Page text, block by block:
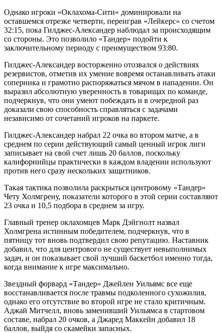
Однако игроки «Оклахома-Сити» доминировали на
оставшемся отрезке четверти, переиграв «Лейкерс» со счетом
32:15, пока Гилджес-Александер наблюдал за происходящим
со стороны. Это позволило «Тандер» подойти к
заключительному периоду с преимуществом 93:80.
Гилджес-Александер восторженно отозвался о действиях
резервистов, отметив их умение вовремя останавливать атаки
соперника и грамотно распоряжаться мячом в нападении. Он
выразил абсолютную уверенность в товарищах по команде,
подчеркнув, что они умеют побеждать и в очередной раз
доказали свою способность справляться с задачами
независимо от сочетаний игроков на паркете.
Гилджес-Александер набрал 22 очка во втором матче, а в
среднем по серии действующий самый ценный игрок лиги
записывает на свой счет лишь 20 баллов, поскольку
калифорнийцы практически в каждом владении используют
против него сразу нескольких защитников.
Такая тактика позволила раскрыться центровому «Тандер»
Чету Холмгрену, показатели которого в этой серии составляют
23 очка и 10,5 подбора в среднем за игру.
Главный тренер оклахомцев Марк Дэйгнолт назвал
Холмгрена истинным победителем, подчеркнув, что в
пятницу тот вновь подтвердил свою репутацию. Наставник
добавил, что для центрового не существует невыполнимых
задач, и он показывает свой лучший баскетбол именно тогда,
когда внимание к игре максимально.
Звездный форвард «Тандер» Джейлен Уильямс все еще
восстанавливается после травмы подколенного сухожилия,
однако его отсутствие во второй игре не стало критичным.
Аджай Митчелл, вновь заменивший Уильямса в стартовом
составе, набрал 20 очков, а Джаред Маккейн добавил 18
баллов, выйдя со скамейки запасных.